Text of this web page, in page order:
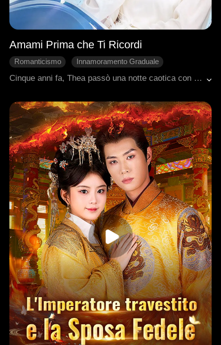
Amami Prima che Ti Ricordi
Romanticismo
Innamoramento Graduale
Bambini
Romanzo sentimentale moderno
Cinque anni fa, Thea passò una notte caotica con Jacob, che era stato drogato. Sperando di coprire le spese mediche di sua nonna, rimase scioccata quando Jacob se ne andò furioso, convinto che Thea gli avesse drogato il drink. Più tardi, Thea scoprì di essere incinta e cercò Jacob per chiedere aiuto, solo per essere umiliata. Mentre teneva tra le braccia la nonna morente in ospedale, Thea scoprì che Jacob era caduto in coma. Cogliendo l'occasione, si trasferì a casa sua con il loro bambino non ancora nato. Proprio quando cominciava ad ambientarsi in una vita di lusso, Jacob si svegliò senza alcun ricordo di lei. I medici predissero che i suoi ricordi sarebbero tornati entro un mese. Determinata, Thea lavorò per far innamorare Jacob di lei, e alla fine, tutti e tre costruirono una vita felice insieme.